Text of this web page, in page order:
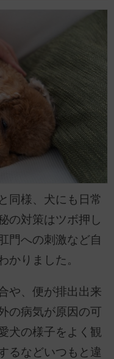
同様、犬にも日常
の対策はツボ押し
門への刺激など自
かりました。
や、便が排出出来
の病気が原因の可
犬の様子をよく観
るなどいつもと違